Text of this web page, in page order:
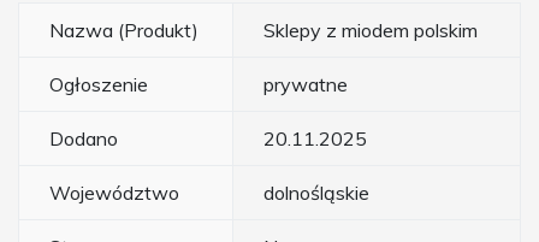
Nazwa (Produkt) Sklepy z miodem polskim
Ogłoszenie prywatne
Dodano 20.11.2025
Województwo dolnośląskie